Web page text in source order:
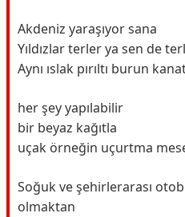
Akdeniz yaraşıyor sana
Yıldızlar terler ya sen de
Aynı ıslak pırıltı burun
her şey yapılabilir
bir beyaz kağıtla
uçak örneğin uçurtma
Soğuk ve şehirlerarası
olmaktan